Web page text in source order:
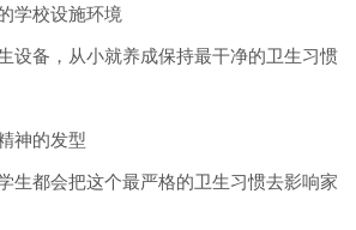
学校设施环境
设备，从小就养成保持最干净的卫生习惯
神的发型
生都会把这个最严格的卫生习惯去影响家